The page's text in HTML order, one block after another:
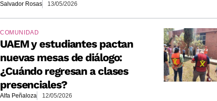
Salvador Rosas 13/05/2026
COMUNIDAD
UAEM y estudiantes pactan
nuevas mesas de diálogo:
¿Cuándo regresan a clases
presenciales?
Alfa Peñaloza 12/05/2026